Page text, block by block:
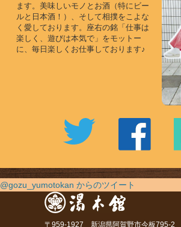
ます。美味しいモノとお酒（特にビー
ルと日本酒！）、そして相撲をこよな
く愛しております。座右の銘「仕事は
楽しく、遊びは本気で」をモットー
に、毎日楽しくお仕事しております♪
@gozu_yumotokan からのツイート
〒959-1927 新潟県阿賀野市今板795-2